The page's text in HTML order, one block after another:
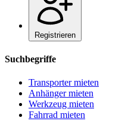
Registrieren
Suchbegriffe
Transporter mieten
Anhänger mieten
Werkzeug mieten
Fahrrad mieten